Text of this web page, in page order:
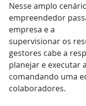
Nesse amplo
empreendedor
empresa e a
supervisionar os
gestores cabe a
planejar e executar
comandando uma
colaboradores.